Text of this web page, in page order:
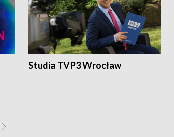
Studia TVP3 Wrocław